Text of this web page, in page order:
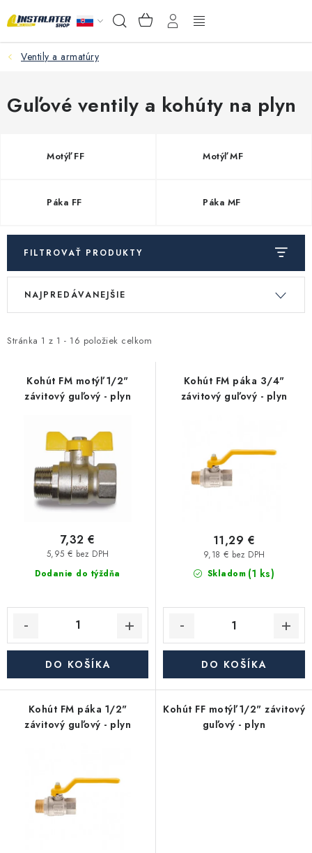
na
Hľadať NÁKUPNÝ
KOŠÍK
Podlahové kúrenie
Ventily a armatúry
Čerpadlá a vodárne
Filtrovanie a úprava vody
Záhrada a závlaha
Vetranie a rekuperácia
Kúpeľňa a sanita
Akcie, Zľavy
VEĽKOOBCHOD
AKO VYBRAŤ?
Kontakty Poštovné a doprava
Obchodné podmienky
Reklamačné podmienky
Podmienky ochrany osobných údajov
Ventily a armatúry
Guľové ventily a kohúty na plyn
Motýľ FF Motýľ MF
Páka FF Páka MF
FILTROVAŤ PRODUKTY
V
i
Stránka 1 z 1 - 16 položiek celkom
R
e
NAJPREDÁVANEJŠIE
Kohút FM motýľ 1/2"
závitový guľový - plyn
Dodanie do týždňa
5,95 € bez DPH
7,32 €
DO KOŠÍKA
Kohút FM páka 3/4"
závitový guľový - plyn
Skladom (1 ks)
9,18 € bez DPH
11,29 €
DO KOŠÍKA
Kohút FM páka 1/2"
závitový guľový - plyn
Kohút FF motýľ 1/2" závitový
guľový - plyn